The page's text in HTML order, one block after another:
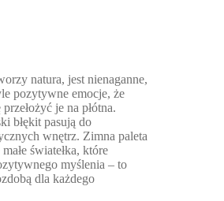
natura, jest nienaganne,
pozytywne emocje, że
je na płótna.
błękit pasują do
wnętrz. Zimna paleta
światełka, które
myślenia – to
dla każdego